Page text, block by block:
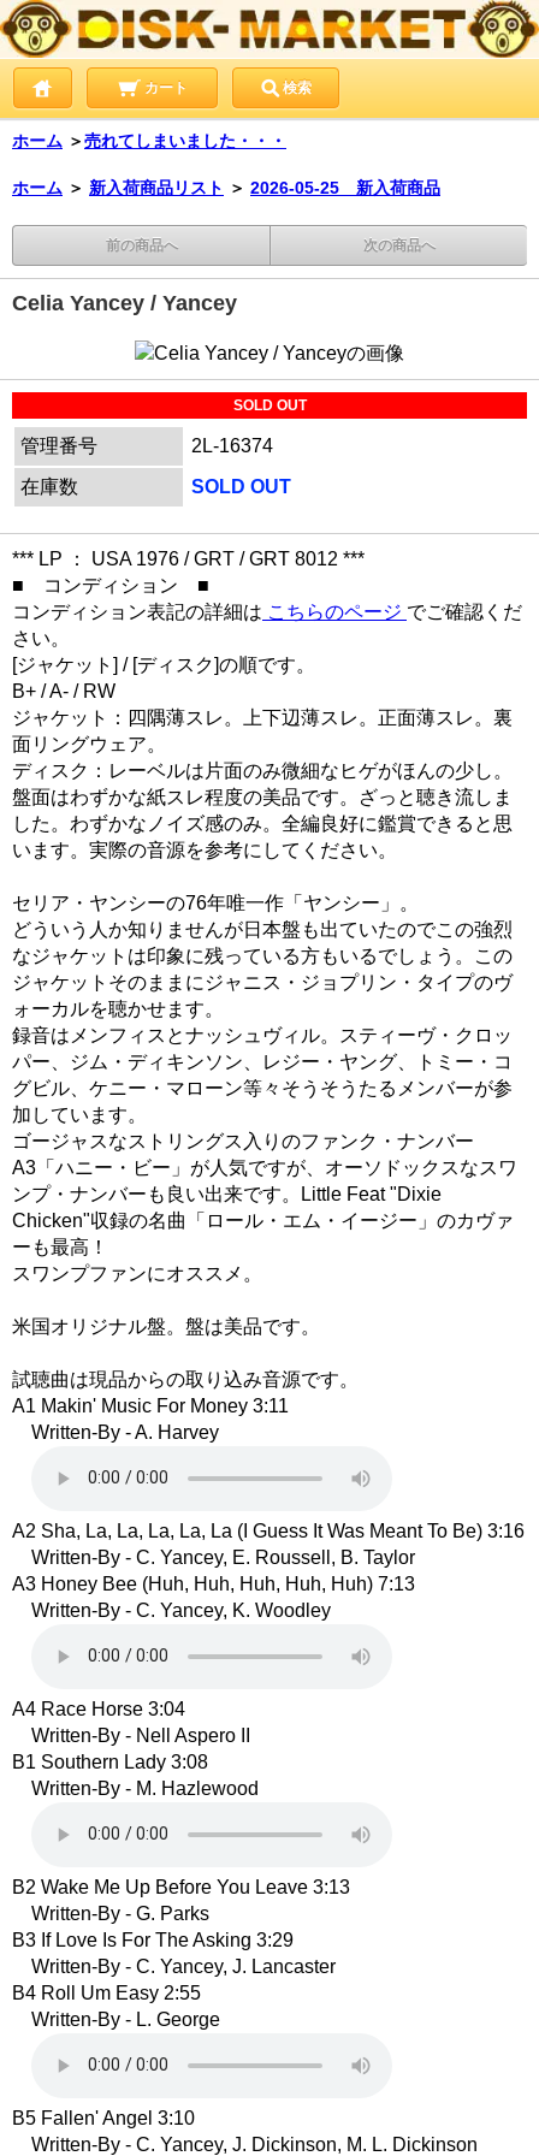
カート 検索
ホーム ＞売れてしまいました・・・
ホーム ＞ 新入荷商品リスト ＞ 2026-05-25 新入荷商品
前の商品へ 次の商品へ
Celia Yancey / Yancey
SOLD OUT
管理番号
2L-16374
在庫数
SOLD OUT
*** LP ： USA 1976 / GRT / GRT 8012 ***
■ コンディション ■
コンディション表記の詳細は こちらのページ でご確認くだ
さい。
[ジャケット] / [ディスク]の順です。
B+ / A- / RW
ジャケット：四隅薄スレ。上下辺薄スレ。正面薄スレ。裏
面リングウェア。
ディスク：レーベルは片面のみ微細なヒゲがほんの少し。
盤面はわずかな紙スレ程度の美品です。ざっと聴き流しま
した。わずかなノイズ感のみ。全編良好に鑑賞できると思
います。実際の音源を参考にしてください。
セリア・ヤンシーの76年唯一作「ヤンシー」。
どういう人か知りませんが日本盤も出ていたのでこの強烈
なジャケットは印象に残っている方もいるでしょう。この
ジャケットそのままにジャニス・ジョプリン・タイプのヴ
ォーカルを聴かせます。
録音はメンフィスとナッシュヴィル。スティーヴ・クロッ
パー、ジム・ディキンソン、レジー・ヤング、トミー・コ
グビル、ケニー・マローン等々そうそうたるメンバーが参
加しています。
ゴージャスなストリングス入りのファンク・ナンバー
A3「ハニー・ビー」が人気ですが、オーソドックスなスワ
ンプ・ナンバーも良い出来です。Little Feat "Dixie
Chicken"収録の名曲「ロール・エム・イージー」のカヴァ
ーも最高！
スワンプファンにオススメ。
米国オリジナル盤。盤は美品です。
試聴曲は現品からの取り込み音源です。
A1 Makin' Music For Money 3:11
Written-By - A. Harvey
A2 Sha, La, La, La, La, La (I Guess It Was Meant To Be) 3:16
Written-By - C. Yancey, E. Roussell, B. Taylor
A3 Honey Bee (Huh, Huh, Huh, Huh, Huh) 7:13
Written-By - C. Yancey, K. Woodley
A4 Race Horse 3:04
Written-By - Nell Aspero II
B1 Southern Lady 3:08
Written-By - M. Hazlewood
B2 Wake Me Up Before You Leave 3:13
Written-By - G. Parks
B3 If Love Is For The Asking 3:29
Written-By - C. Yancey, J. Lancaster
B4 Roll Um Easy 2:55
Written-By - L. George
B5 Fallen' Angel 3:10
Written-By - C. Yancey, J. Dickinson, M. L. Dickinson